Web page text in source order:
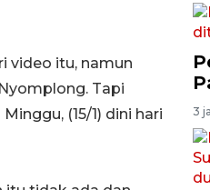
video itu, namun
Tapi
(15/1) dini hari
3